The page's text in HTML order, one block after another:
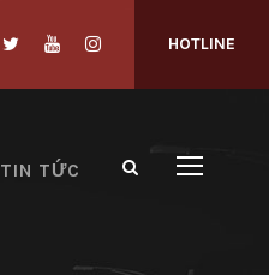
HOTLINE
TIN TỨC